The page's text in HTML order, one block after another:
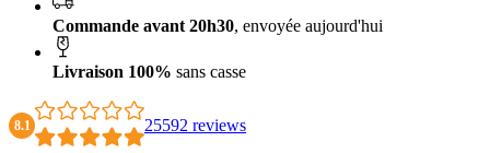
Commande avant 20h30, envoyée aujourd'hui
Livraison 100% sans casse
8.1 25592 reviews